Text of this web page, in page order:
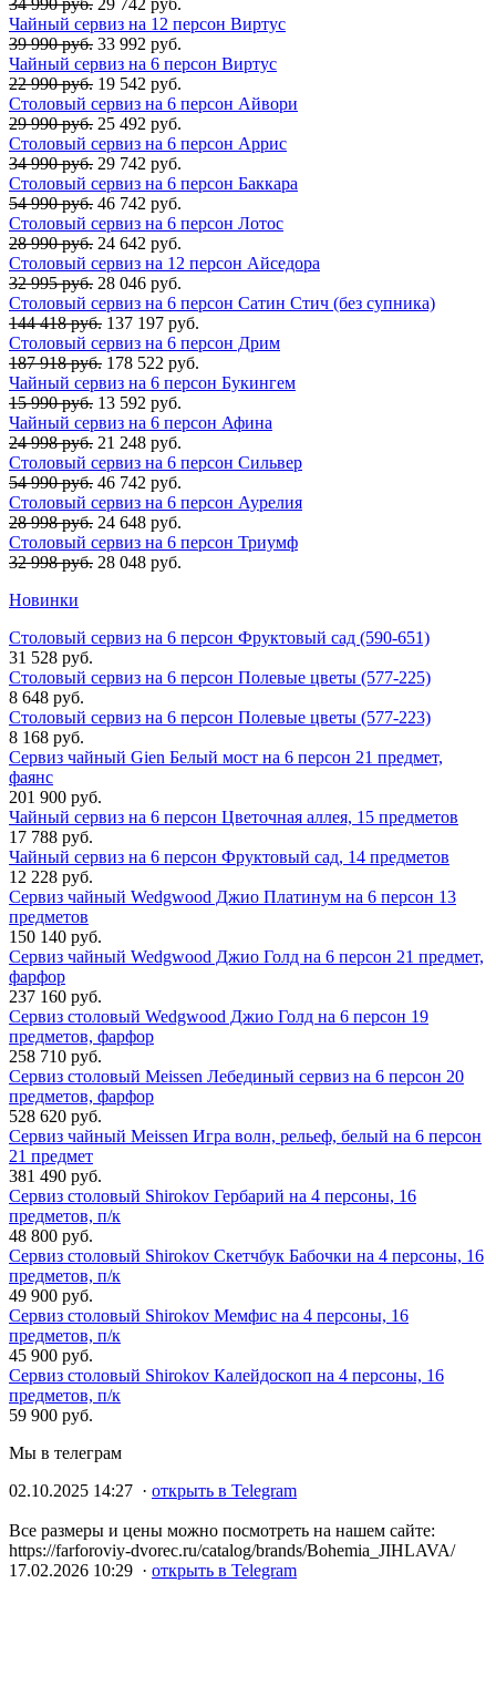
34 990 руб. 29 742 руб.
Чайный сервиз на 12 персон Виртус
39 990 руб. 33 992 руб.
Чайный сервиз на 6 персон Виртус
22 990 руб. 19 542 руб.
Столовый сервиз на 6 персон Айвори
29 990 руб. 25 492 руб.
Столовый сервиз на 6 персон Аррис
34 990 руб. 29 742 руб.
Столовый сервиз на 6 персон Баккара
54 990 руб. 46 742 руб.
Столовый сервиз на 6 персон Лотос
28 990 руб. 24 642 руб.
Столовый сервиз на 12 персон Айседора
32 995 руб. 28 046 руб.
Столовый сервиз на 6 персон Сатин Стич (без супника)
144 418 руб. 137 197 руб.
Столовый сервиз на 6 персон Дрим
187 918 руб. 178 522 руб.
Чайный сервиз на 6 персон Букингем
15 990 руб. 13 592 руб.
Чайный сервиз на 6 персон Афина
24 998 руб. 21 248 руб.
Столовый сервиз на 6 персон Сильвер
54 990 руб. 46 742 руб.
Столовый сервиз на 6 персон Аурелия
28 998 руб. 24 648 руб.
Столовый сервиз на 6 персон Триумф
32 998 руб. 28 048 руб.
Новинки
Столовый сервиз на 6 персон Фруктовый сад (590-651)
31 528 руб.
Столовый сервиз на 6 персон Полевые цветы (577-225)
8 648 руб.
Столовый сервиз на 6 персон Полевые цветы (577-223)
8 168 руб.
Сервиз чайный Gien Белый мост на 6 персон 21 предмет,
фаянс
201 900 руб.
Чайный сервиз на 6 персон Цветочная аллея, 15 предметов
17 788 руб.
Чайный сервиз на 6 персон Фруктовый сад, 14 предметов
12 228 руб.
Сервиз чайный Wedgwood Джио Платинум на 6 персон 13
предметов
150 140 руб.
Сервиз чайный Wedgwood Джио Голд на 6 персон 21 предмет,
фарфор
237 160 руб.
Сервиз столовый Wedgwood Джио Голд на 6 персон 19
предметов, фарфор
258 710 руб.
Сервиз столовый Meissen Лебединый сервиз на 6 персон 20
предметов, фарфор
528 620 руб.
Сервиз чайный Meissen Игра волн, рельеф, белый на 6 персон
21 предмет
381 490 руб.
Сервиз столовый Shirokov Гербарий на 4 персоны, 16
предметов, п/к
48 800 руб.
Сервиз столовый Shirokov Скетчбук Бабочки на 4 персоны, 16
предметов, п/к
49 900 руб.
Сервиз столовый Shirokov Мемфис на 4 персоны, 16
предметов, п/к
45 900 руб.
Сервиз столовый Shirokov Калейдоскоп на 4 персоны, 16
предметов, п/к
59 900 руб.
Мы в телеграм
02.10.2025 14:27 · открыть в Telegram
Все размеры и цены можно посмотреть на нашем сайте:
https://farforoviy-dvorec.ru/catalog/brands/Bohemia_JIHLAVA/
17.02.2026 10:29 · открыть в Telegram